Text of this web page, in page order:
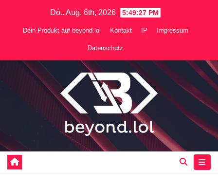
Do.. Aug. 6th, 2026 5:49:28 PM
Dein Produkt auf beyond.lol Kontakt IP Impressum
Datenschutz